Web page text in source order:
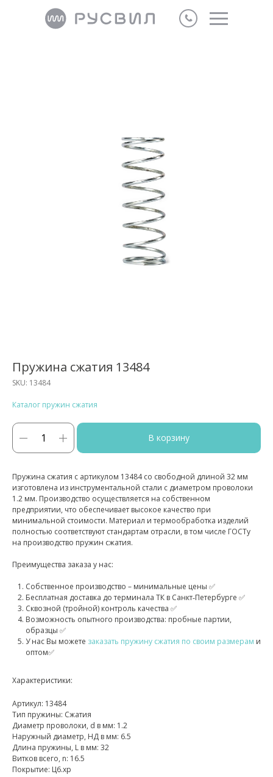
Пружина сжатия 13484
SKU: 13484
Каталог пружин сжатия
В корзину
Пружина сжатия с артикулом 13484 со свободной длиной 32 мм
изготовлена из инструментальной стали с диаметром проволоки
1.2 мм. Производство осуществляется на собственном
предприятии, что обеспечивает высокое качество при
минимальной стоимости. Материал и термообработка изделий
полностью соответствуют стандартам отрасли, в том числе ГОСТу
на производство пружин сжатия.
Преимущества заказа у нас:
Собственное производство – минимальные цены ✅
Бесплатная доставка до терминала ТК в Санкт‑Петербурге ✅
Сквозной (тройной) контроль качества ✅
Возможность опытного производства: пробные партии,
образцы ✅
У нас Вы можете заказать пружину сжатия по своим размерам и
оптом✅
Характеристики:
Артикул: 13484
Тип пружины: Сжатия
Диаметр проволоки, d в мм: 1.2
Наружный диаметр, НД в мм: 6.5
Длина пружины, L в мм: 32
Витков всего, n: 16.5
Покрытие: Ц6.хр